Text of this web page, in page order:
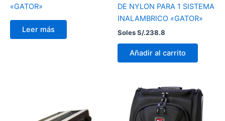
«GATOR»
Leer más
DE NYLON PARA 1 SISTEMA
INALAMBRICO «GATOR»
Soles S/.238.8
Añadir al carrito